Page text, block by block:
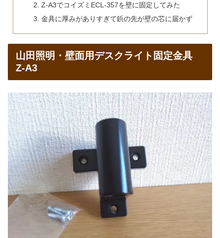
Z-A3でコイズミECL-357を壁に固定してみた
金具に厚みがありすぎて鋲の先が壁の芯に届かず
山田照明・壁面用デスクライト固定金具
Z-A3